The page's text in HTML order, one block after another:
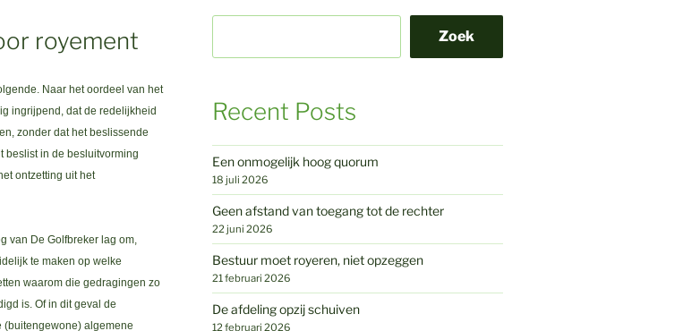
royement
Naar het oordeel van het
ingrijpend, dat de redelijkheid
zonder dat het beslissende
beslist in de besluitvorming
ontzetting uit het
van De Golfbreker lag om,
te maken op welke
waarom die gedragingen zo
is. Of in dit geval de
(buitengewone) algemene
Zoek
Recent Posts
Een onmogelijk hoog quorum
18 juli 2026
Geen afstand van toegang tot de rechter
22 juni 2026
Bestuur moet royeren, niet opzeggen
21 februari 2026
De afdeling opzij schuiven
12 februari 2026